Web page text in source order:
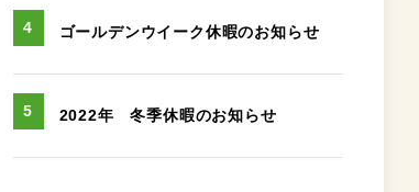
ゴールデンウイーク休暇のお知らせ
2022年 冬季休暇のお知らせ